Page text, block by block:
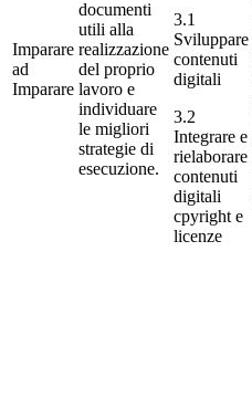
Imparare
ad
Imparare
documenti
utili alla
realizzazione
del proprio
lavoro e
individuare
le migliori
strategie di
esecuzione.
3.1
Sviluppare
contenuti
digitali
3.2
Integrare e
rielaborare
contenuti
digitali
cpyright e
licenze